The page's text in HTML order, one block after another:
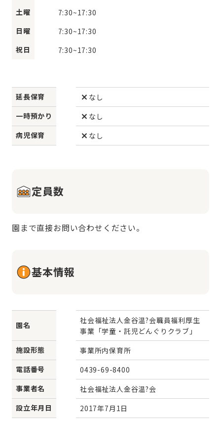
土曜 7:30~17:30
日曜
7:30~17:30
祝日
7:30~17:30
延長保育
なし
一時預かり
なし
病児保育
なし
定員数
園まで直接お問い合わせください。
基本情報
園名
社会福祉法人金谷温?会職員福利厚生
事業「学童・託児どんぐりクラブ」
施設形態
事業所内保育所
電話番号
0439-69-8400
事業者名
社会福祉法人金谷温?会
設立年月日
2017年7月1日